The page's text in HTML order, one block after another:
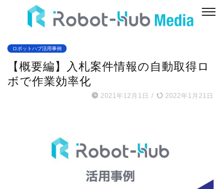
ロボットハブ活用事例
【概要編】入札案件情報の自動取得ロ
ボで作業効率化
2021年12月1日 / 2022年1月21日